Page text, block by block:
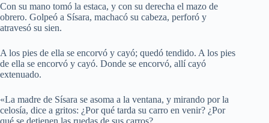
Con su mano tomó la estaca, y con su derecha el mazo de
obrero. Golpeó a Sísara, machacó su cabeza, perforó y
atravesó su sien.
A los pies de ella se encorvó y cayó; quedó tendido. A los pies
de ella se encorvó y cayó. Donde se encorvó, allí cayó
extenuado.
«La madre de Sísara se asoma a la ventana, y mirando por la
celosía, dice a gritos: ¿Por qué tarda su carro en venir? ¿Por
qué se detienen las ruedas de sus carros?